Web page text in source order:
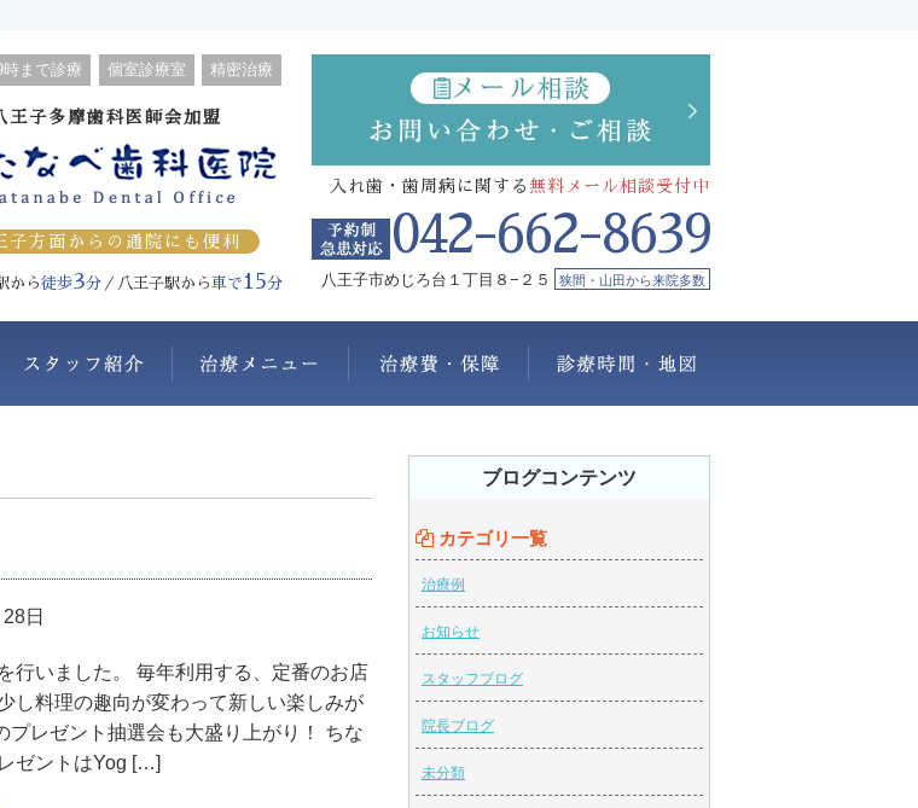
まで診療 個室診療室 精密治療
王子多摩歯科医師会加盟
子方面からの通院にも便利
から徒歩3分／八王子駅から車で15分
入れ歯・歯周病に関する 無料メール相談受付中
042-662-8639
八王子市めじろ台１丁目８−２５ 狭間・山田から来院多数
ついて
抜かない・削らない スタッフ紹介 治療メニュー 治療費・保証
日
行いました。 毎年利用する、定番のお店
し料理の趣向が変わって新しい楽しみが
レゼント抽選会も大盛り上がり！ ちな
ゼントはYog […]
ブログコンテンツ
カテゴリ一覧
治療例
お知らせ
スタッフブログ
院長ブログ
未分類